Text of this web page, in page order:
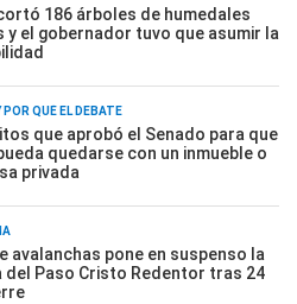
186 árboles de humedales
y el gobernador tuvo que asumir la
QUÉ EL DEBATE
que aprobó el Senado para que
quedarse con un inmueble o
privada
avalanchas pone en suspenso la
del Paso Cristo Redentor tras 24